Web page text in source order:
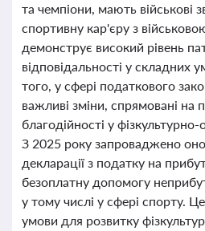
та чемпіони, мають військові
спортивну кар'єру з
демонструє високий рівень
відповідальності у складних
того, у сфері податкового
важливі зміни, спрямовані на
благодійності у фізкультурно-
З 2025 року запроваджено
декларації з податку на
безоплатну допомогу
у тому числі у сфері спорту.
умови для розвитку